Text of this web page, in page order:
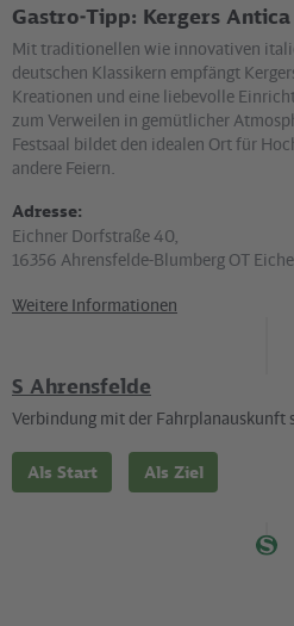
Gastro-Tipp: Kergers Antica
Mit traditionellen wie innovativen
deutschen Klassikern empfängt
Kreationen und eine liebevolle
zum Verweilen in gemütlicher
Festsaal bildet den idealen Ort für
andere Feiern.
Adresse:
Eichner Dorfstraße 40,
16356 Ahrensfelde-Blumberg OT Eiche
Weitere Informationen
S Ahrensfelde
Verbindung mit der Fahrplanauskunft
Als Start Als Ziel